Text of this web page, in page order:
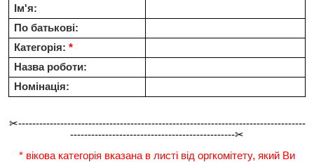
Ім'я:
По батькові:
Категорія: *
Назва роботи:
Номінація:
✂----------------------------------------------------------------------------------
-----------------------------------------------✂
* вікова категорія вказана в листі від оргкомітету, який Ви